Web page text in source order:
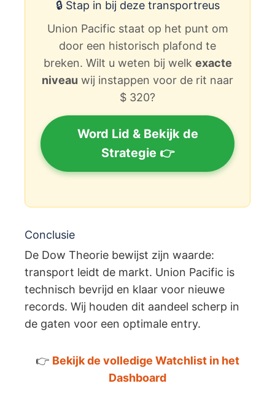
🔒 Stap in bij deze transportreus
Union Pacific staat op het punt om
door een historisch plafond te
breken. Wilt u weten bij welk exacte
niveau wij instappen voor de rit naar
$ 320?
Word Lid & Bekijk de
Strategie 👉
Conclusie
De Dow Theorie bewijst zijn waarde:
transport leidt de markt. Union Pacific is
technisch bevrijd en klaar voor nieuwe
records. Wij houden dit aandeel scherp in
de gaten voor een optimale entry.
👉 Bekijk de volledige Watchlist in het
Dashboard